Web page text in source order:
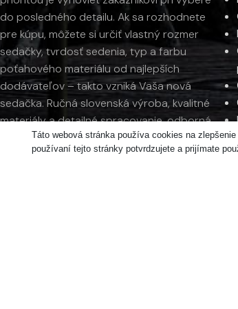
do posledného detailu. Ak sa rozhodnete
pre kúpu, môžete si určiť vlastný rozmer
sedačky, tvrdosť sedenia, typ a farbu
poťahového materiálu od najlepších
dodávateľov – takto vzniká Vaša nová
sedačka. Ručná slovenská výroba, kvalitné
materiály a detailné spracovanie, odborná
kontrola a rýchle dodanie sú našimi
hlavnými prioritami. Sortiment dopĺňajú
Táto webová stránka používa cookies na
používaní tejto stránky potvrdzujete a prijímate